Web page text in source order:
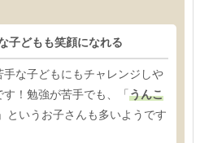
子どもも笑顔になれる
手な子どもにもチャレンジしや
！勉強が苦手でも、「 うんこ
」というお子さんも多いようです